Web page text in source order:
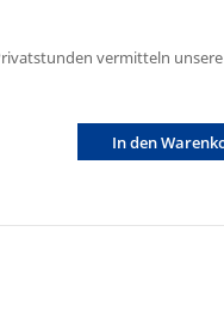
vermitteln
In den